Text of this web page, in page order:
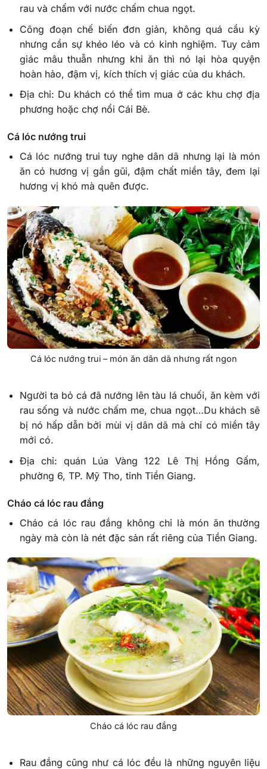
rau và chấm với nước chấm chua ngọt.
Công đoạn chế biến đơn giản, không quá cầu kỳ
nhưng cần sự khéo léo và có kinh nghiệm. Tuy cảm
giác mâu thuẫn nhưng khi ăn thì nó lại hòa quyện
hoàn hảo, đậm vị, kích thích vị giác của du khách.
Địa chỉ: Du khách có thể tìm mua ở các khu chợ địa
phương hoặc chợ nổi Cái Bè.
Cá lóc nướng trui
Cá lóc nướng trui tuy nghe dân dã nhưng lại là món
ăn có hương vị gần gũi, đậm chất miền tây, đem lại
hương vị khó mà quên được.
Cá lóc nướng trui – món ăn dân dã nhưng rất ngon
Người ta bỏ cá đã nướng lên tàu lá chuối, ăn kèm với
rau sống và nước chấm me, chua ngọt…Du khách sẽ
bị nó hấp dẫn bởi mùi vị dân dã mà chỉ có miền tây
mới có.
Địa chỉ: quán Lúa Vàng 122 Lê Thị Hồng Gấm,
phường 6, TP. Mỹ Tho, tỉnh Tiền Giang.
Cháo cá lóc rau đắng
Cháo cá lóc rau đắng không chỉ là món ăn thường
ngày mà còn là nét đặc sản rất riêng của Tiền Giang.
Cháo cá lóc rau đắng
Rau đắng cũng như cá lóc đều là những nguyên liệu